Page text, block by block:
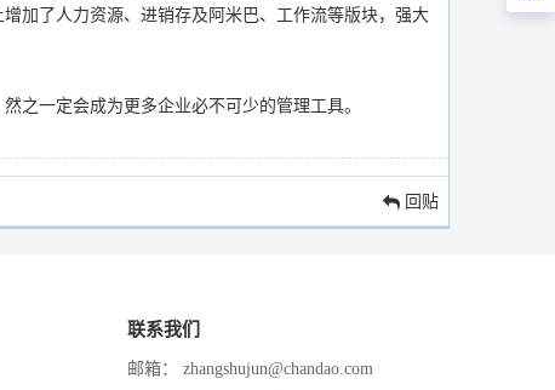
加了人力资源、进销存及阿米巴、工作流等版块，强大
之一定会成为更多企业必不可少的管理工具。
回贴
联系我们
邮箱：zhangshujun@chandao.com